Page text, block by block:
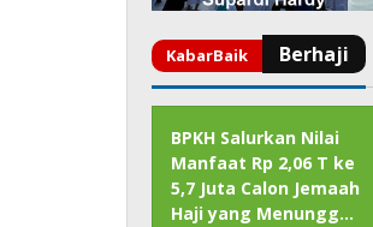
BPKH Salurkan Nilai
Manfaat Rp 2,06 T ke
5,7 Juta Calon Jemaah
Haji yang Menungg…